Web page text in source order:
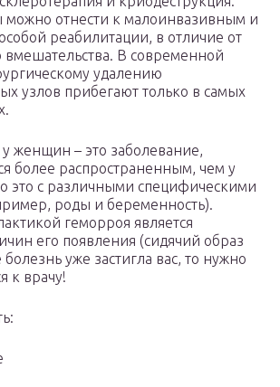
можно отнести к малоинвазивным и
реабилитации, в отличие от
вмешательства. В современной
удалению
узлов прибегают только в самых
женщин – это заболевание,
более распространенным, чем у
это с различными специфическими
роды и беременность).
геморроя является
его появления (сидячий образ
уже застигла вас, то нужно
к врачу!